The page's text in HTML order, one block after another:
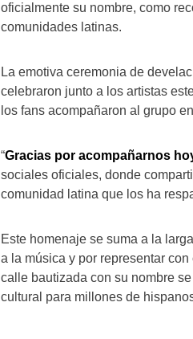
oficialmente su nombre, como
comunidades latinas.
La emotiva ceremonia de
celebraron junto a los artistas
los fans acompañaron al grupo
“Gracias por acompañarnos
sociales oficiales, donde
comunidad latina que los ha
Este homenaje se suma a la
a la música y por representar
calle bautizada con su nombre
cultural para millones de